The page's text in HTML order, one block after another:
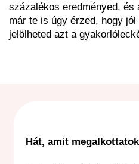
százalékos eredményed,
már te is úgy érzed, hogy
jelölheted azt a
Hát, amit